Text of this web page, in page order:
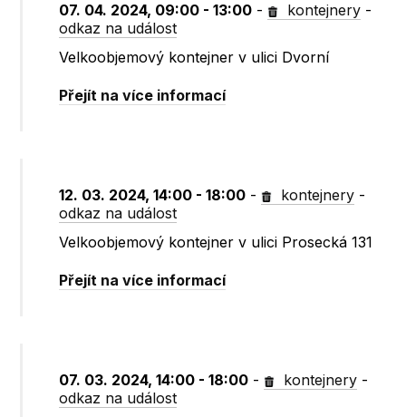
07. 04. 2024, 09:00 - 13:00 - kontejnery -
odkaz na událost
Velkoobjemový kontejner v ulici Dvorní
Přejít na více informací
12. 03. 2024, 14:00 - 18:00 - kontejnery -
odkaz na událost
Velkoobjemový kontejner v ulici Prosecká 131
Přejít na více informací
07. 03. 2024, 14:00 - 18:00 - kontejnery -
odkaz na událost